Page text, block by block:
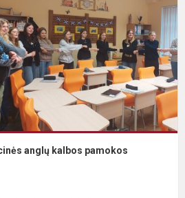
anglų kalbos pamokos